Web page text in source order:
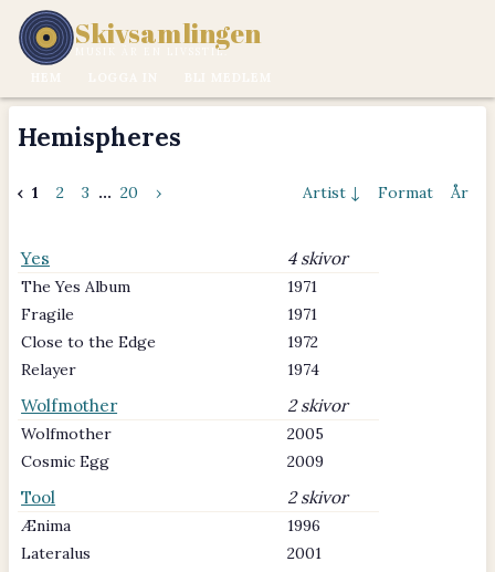
Skivsamlingen
MUSIK ÄR EN LIVSSTIL.
Hemispheres
‹ 1 2 3 ... 20 › Artist ↓ Format År
Yes 4 skivor
The Yes Album
1971
Fragile
1971
Close to the Edge
1972
Relayer
1974
Wolfmother 2 skivor
Wolfmother
2005
Cosmic Egg
2009
Tool 2 skivor
Ænima
1996
Lateralus
2001